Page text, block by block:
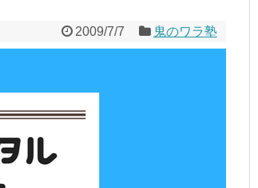
2009/7/7 鬼のワラ塾